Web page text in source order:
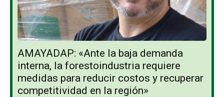
AMAYADAP: «Ante la baja demanda
interna, la forestoindustria requiere
medidas para reducir costos y recuperar
competitividad en la región»